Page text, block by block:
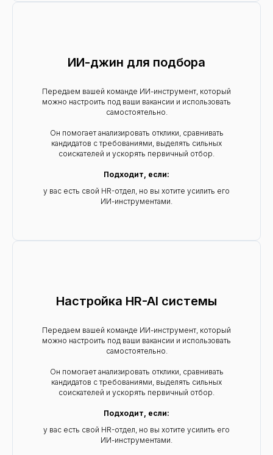
ИИ-джин для подбора
Передаем вашей команде ИИ-инструмент, который
можно настроить под ваши вакансии и использовать
самостоятельно.
Он помогает анализировать отклики, сравнивать
кандидатов с требованиями, выделять сильных
соискателей и ускорять первичный отбор.
Подходит, если:
у вас есть свой HR-отдел, но вы хотите усилить его
ИИ-инструментами.
Настройка HR-AI системы
Передаем вашей команде ИИ-инструмент, который
можно настроить под ваши вакансии и использовать
самостоятельно.
Он помогает анализировать отклики, сравнивать
кандидатов с требованиями, выделять сильных
соискателей и ускорять первичный отбор.
Подходит, если:
у вас есть свой HR-отдел, но вы хотите усилить его
ИИ-инструментами.